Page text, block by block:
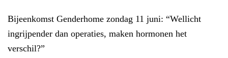
Bijeenkomst Genderhome zondag 11 juni: “Wellicht
ingrijpender dan operaties, maken hormonen het
verschil?”